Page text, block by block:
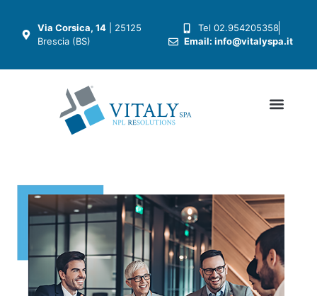
Via Corsica, 14| 25125
Brescia (BS)
Tel 02.954205358
Email: info@vitalyspa.it